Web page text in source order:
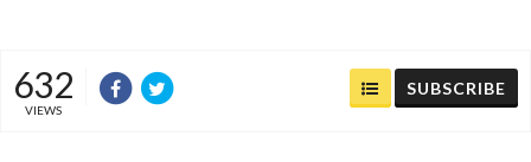
632
VIEWS
SUBSCRIBE